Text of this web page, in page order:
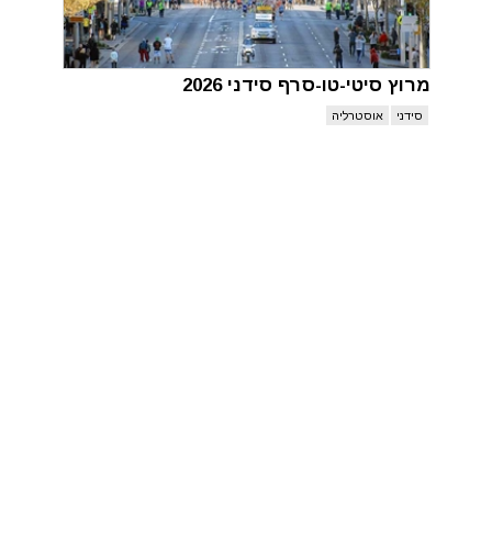
מרוץ סיטי-טו-סרף סידני 2026
סידני אוסטרליה